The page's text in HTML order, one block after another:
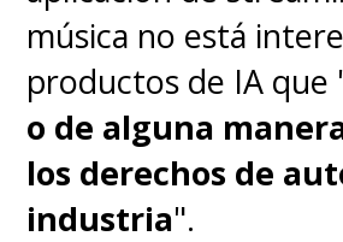
música no está
productos de IA que
o de alguna
los derechos de
industria".